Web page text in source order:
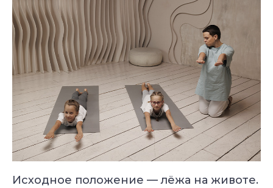
Исходное положение — лёжа на животе.